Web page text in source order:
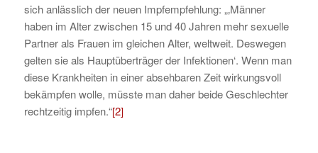
sich anlässlich der neuen Impfempfehlung: „‚Männer
haben im Alter zwischen 15 und 40 Jahren mehr sexuelle
Partner als Frauen im gleichen Alter, weltweit. Deswegen
gelten sie als Hauptüberträger der Infektionen‘. Wenn man
diese Krankheiten in einer absehbaren Zeit wirkungsvoll
bekämpfen wolle, müsste man daher beide Geschlechter
rechtzeitig impfen.“[2]